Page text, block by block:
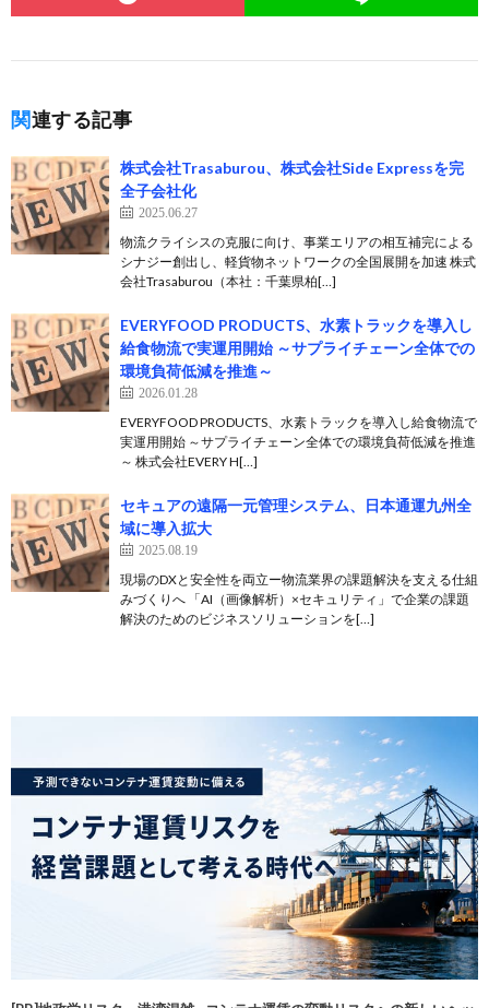
関連する記事
株式会社Trasaburou、株式会社Side Expressを完
全子会社化
2025.06.27
物流クライシスの克服に向け、事業エリアの相互補完による
シナジー創出し、軽貨物ネットワークの全国展開を加速 株式
会社Trasaburou（本社：千葉県柏[…]
EVERYFOOD PRODUCTS、水素トラックを導入し
給食物流で実運用開始 ～サプライチェーン全体での
環境負荷低減を推進～
2026.01.28
EVERYFOOD PRODUCTS、水素トラックを導入し給食物流で
実運用開始 ～サプライチェーン全体での環境負荷低減を推進
～ 株式会社EVERY H[…]
セキュアの遠隔一元管理システム、日本通運九州全
域に導入拡大
2025.08.19
現場のDXと安全性を両立ー物流業界の課題解決を支える仕組
みづくりへ 「AI（画像解析）×セキュリティ」で企業の課題
解決のためのビジネスソリューションを[…]